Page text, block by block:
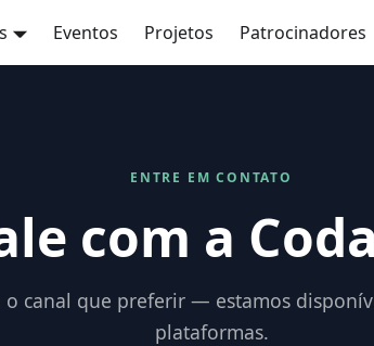
Eventos Projetos Patrocinadores
ENTRE EM CONTATO
com a
o canal que preferir — estamos
plataformas.